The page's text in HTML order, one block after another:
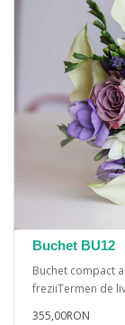
Buchet BU12
Buchet compact
freziiTermen de
355,00RON